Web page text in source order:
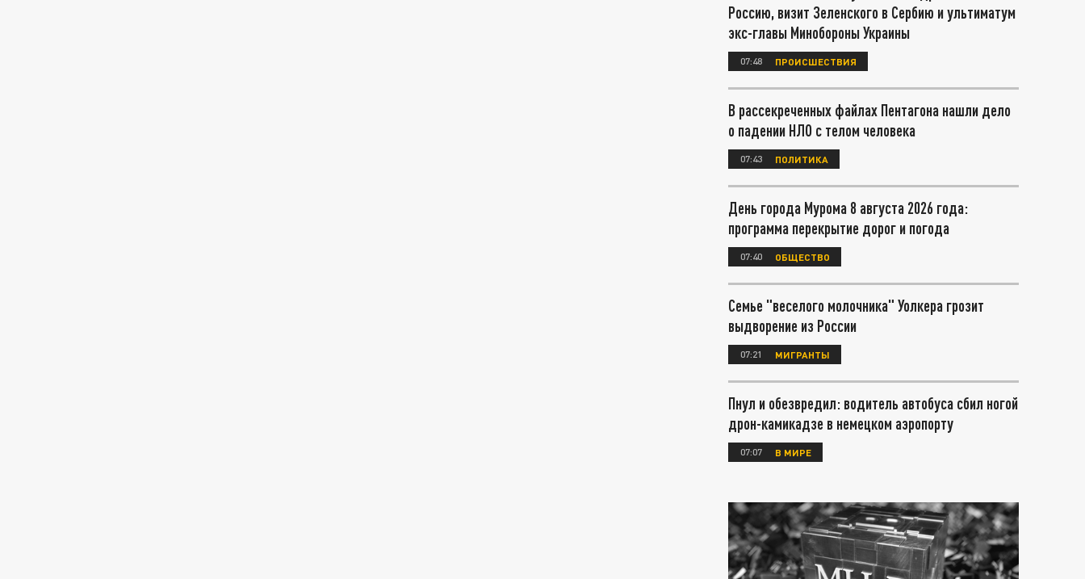
Россию, визит Зеленского в Сербию и ультиматум
экс-главы Минобороны Украины
07:48 ПРОИСШЕСТВИЯ
В рассекреченных файлах Пентагона нашли дело
о падении НЛО с телом человека
07:43 ПОЛИТИКА
День города Мурома 8 августа 2026 года:
программа перекрытие дорог и погода
07:40 ОБЩЕСТВО
Семье "веселого молочника" Уолкера грозит
выдворение из России
07:21 МИГРАНТЫ
Пнул и обезвредил: водитель автобуса сбил ногой
дрон-камикадзе в немецком аэропорту
07:07 В МИРЕ